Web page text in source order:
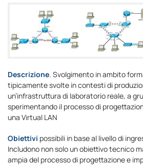
Descrizione. Svolgimento in ambito
tipicamente svolte in contesti di
un’infrastruttura di laboratorio reale, a
sperimentando il processo di
una Virtual LAN
Obiettivi possibili in base al livello di
Includono non solo un obiettivo tecnico
ampia del processo di progettazione e